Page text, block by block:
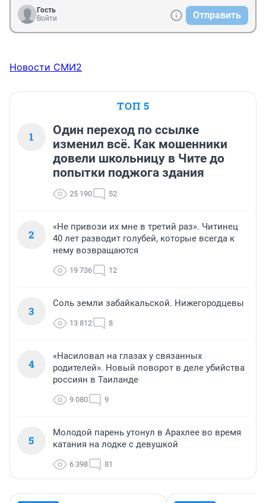
Гость
Войти
Отправить
Новости СМИ2
ТОП 5
1
Один переход по ссылке
изменил всё. Как мошенники
довели школьницу в Чите до
попытки поджога здания
25 190 52
2
«Не привози их мне в третий раз». Читинец
40 лет разводит голубей, которые всегда к
нему возвращаются
19 736 12
3
Соль земли забайкальской. Нижегородцевы
13 812 8
4
«Насиловал на глазах у связанных
родителей». Новый поворот в деле убийства
россиян в Таиланде
9 080 9
5
Молодой парень утонул в Арахлее во время
катания на лодке с девушкой
6 398 81